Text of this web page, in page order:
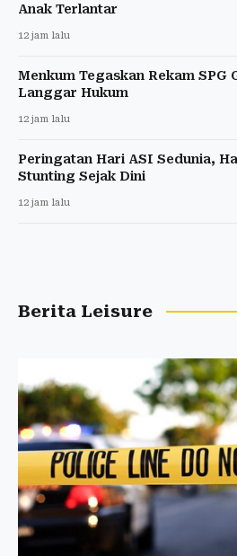
Anak Terlantar
12 jam lalu
Menkum Tegaskan Rekam SPG
Langgar Hukum
12 jam lalu
Peringatan Hari ASI Sedunia,
Stunting Sejak Dini
12 jam lalu
Berita Leisure